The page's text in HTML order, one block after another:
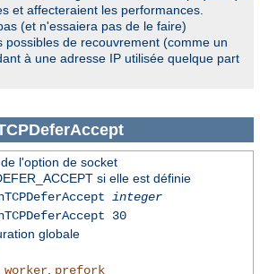
et affecteraient les performances.
(et n'essaiera pas de le faire)
possibles de recouvrement (comme un
à une adresse IP utilisée quelque part
l'option de socket
si elle est définie
integer
30
globale
worker, prefork